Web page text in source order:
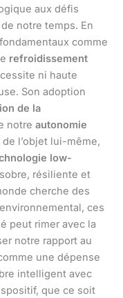
aux défis
notre temps. En
comme
refroidissement
ni haute
Son adoption
de la
notre autonomie
l’objet lui-même,
low-
résiliente et
cherche des
ces
peut rimer avec la
notre rapport au
une dépense
intelligent avec
que ce soit